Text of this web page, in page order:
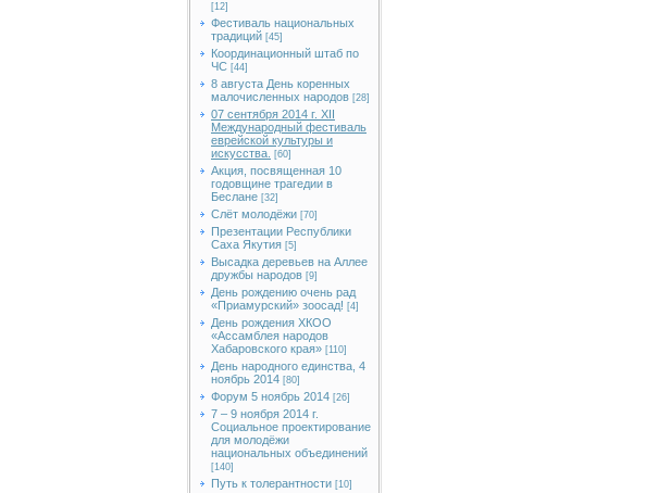
[12]
Фестиваль национальных
традиций [45]
Координационный штаб по
ЧС [44]
8 августа День коренных
малочисленных народов [28]
07 сентября 2014 г. XII
Международный фестиваль
еврейской культуры и
искусства.
[60]
Акция, посвященная 10
годовщине трагедии в
Беслане [32]
Слёт молодёжи [70]
Презентации Республики
Саха Якутия [5]
Высадка деревьев на Аллее
дружбы народов [9]
День рождению очень рад
«Приамурский» зоосад! [4]
День рождения ХКОО
«Ассамблея народов
Хабаровского края» [110]
День народного единства, 4
ноябрь 2014 [80]
Форум 5 ноябрь 2014 [26]
7 – 9 ноября 2014 г.
Социальное проектирование
для молодёжи
национальных объединений
[140]
Путь к толерантности [10]